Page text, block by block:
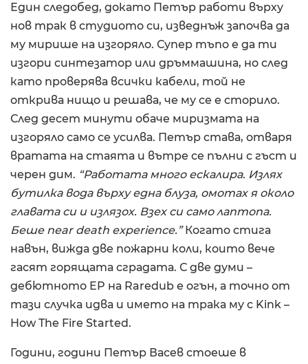
Един следобед, докато Петър работи върху
нов трак в студиото си, изведнъж започва да
му мирише на изгоряло. Супер тъпо е да ти
изгори синтезатор или дръммашина, но след
като проверява всички кабели, той не
открива нищо и решава, че му се е сторило.
След десет минути обаче миризмата на
изгоряло само се усилва. Петър става, отваря
вратата на стаята и вътре се пълни с гъст и
черен дим. “Работата много ескалира. Излях
бутилка вода върху една блуза, омотах я около
главата си и излязох. Взех си само лаптопа.
Беше near death experience.” Когато стига
навън, вижда две пожарни коли, които вече
гасят горящата сградата. С две думи –
дебютното EP на Raredub е огън, а точно от
тази случка идва и името на трака му с Kink –
How The Fire Started.
Години, години Петър Васев стоеше в